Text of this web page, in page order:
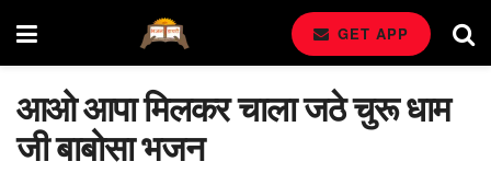
GET APP
आओ आपा मिलकर चाला जठे चुरू धाम
जी बाबोसा भजन